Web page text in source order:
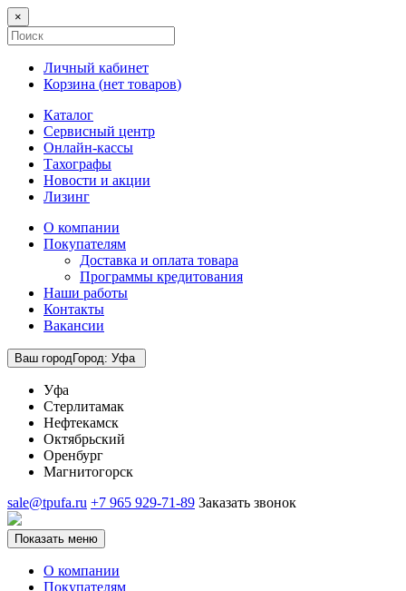
×
Личный кабинет
Корзина (нет товаров)
Каталог
Сервисный центр
Онлайн-кассы
Тахографы
Новости и акции
Лизинг
О компании
Покупателям
Доставка и оплата товара
Программы кредитования
Наши работы
Контакты
Вакансии
Ваш городГород: Уфа
Уфа
Стерлитамак
Нефтекамск
Октябрьский
Оренбург
Магнитогорск
sale@tpufa.ru +7 965 929-71-89 Заказать звонок
Показать меню
О компании
Покупателям